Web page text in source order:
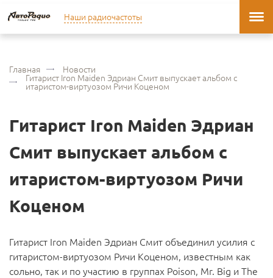
Наши радиочастоты
Главная Новости
Гитарист Iron Maiden Эдриан Смит выпускает альбом с
итаристом-виртуозом Ричи Коценом
Гитарист Iron Maiden Эдриан
Смит выпускает альбом с
итаристом-виртуозом Ричи
Коценом
Гитарист Iron Maiden Эдриан Смит объединил усилия с
гитаристом-виртуозом Ричи Коценом, известным как
сольно, так и по участию в группах Poison, Mr. Big и The